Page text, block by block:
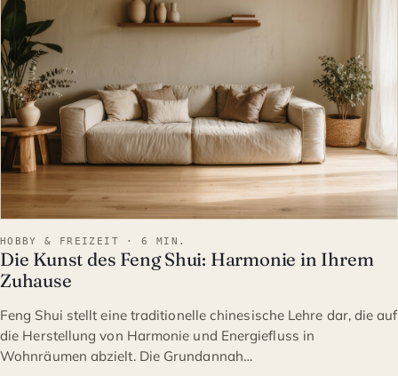
HOBBY & FREIZEIT · 6 MIN.
Die Kunst des Feng Shui: Harmonie in Ihrem
Zuhause
Feng Shui stellt eine traditionelle chinesische Lehre dar, die auf
die Herstellung von Harmonie und Energiefluss in
Wohnräumen abzielt. Die Grundannah…